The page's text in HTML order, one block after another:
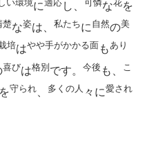
い環境に適応 し、 可憐な花を
楚な姿は、 私たちに 自然の美
培はやや手がかかる面 もあり
喜びは格別です。 今後 も、 こ
を守られ 多くの 人 々に愛され